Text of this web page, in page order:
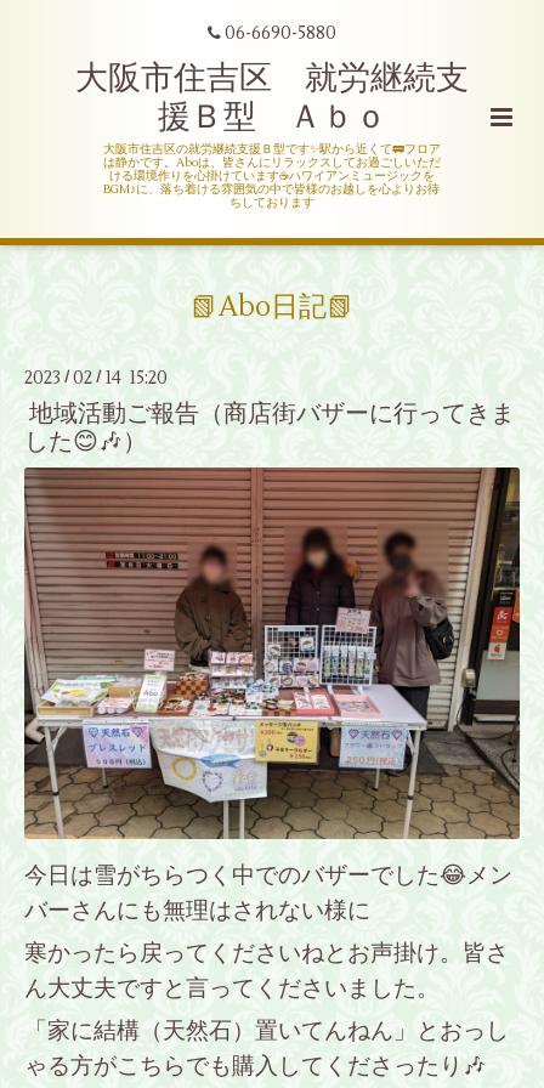
06-6690-5880
大阪市住吉区 就労継続支
援Ｂ型 Ａｂｏ
大阪市住吉区の就労継続支援Ｂ型です✨駅から近くて🚃フロア
は静かです。Aboは、皆さんにリラックスしてお過ごしいただ
ける環境作りを心掛けています☕ハワイアンミュージックを
BGM♪に、落ち着ける雰囲気の中で皆様のお越しを心よりお待
ちしております
📗Abo日記📗
2023 / 02 / 14 15:20
地域活動ご報告（商店街バザーに行ってきま
した😊🎶）
今日は雪がちらつく中でのバザーでした😂メン
バーさんにも無理はされない様に
寒かったら戻ってくださいねとお声掛け。皆さ
ん大丈夫ですと言ってくださいました。
「家に結構（天然石）置いてんねん」とおっし
ゃる方がこちらでも購入してくださったり🎶